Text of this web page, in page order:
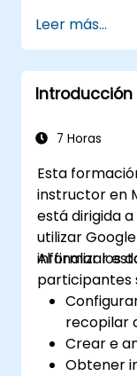
Leer más...
7 Horas
Esta
instructor en
está dirigida
utilizar
informar los
Al finalizar
participantes
recopilar
Crear e
Obtener